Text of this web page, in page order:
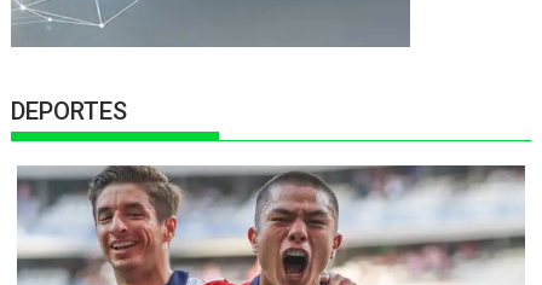
DEPORTES